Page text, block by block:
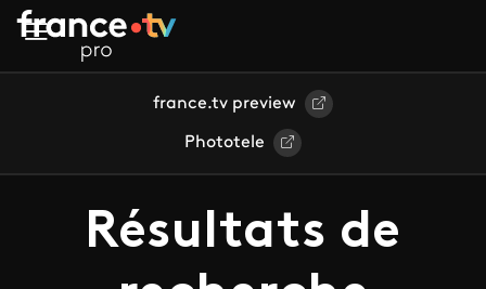
Aller au contenu principal
france.tv preview
Phototele
Résultats de